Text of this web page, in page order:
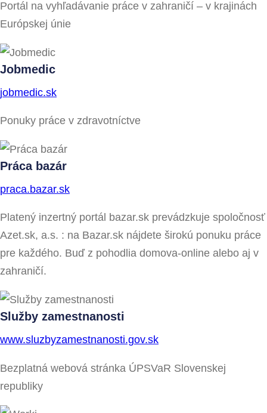
Portál na vyhľadávanie práce v zahraničí – v krajinách
Európskej únie
Jobmedic
jobmedic.sk
Ponuky práce v zdravotníctve
Práca bazár
praca.bazar.sk
Platený inzertný portál bazar.sk prevádzkuje spoločnosť
Azet.sk, a.s. : na Bazar.sk nájdete širokú ponuku práce
pre každého. Buď z pohodlia domova-online alebo aj v
zahraničí.
Služby zamestnanosti
www.sluzbyzamestnanosti.gov.sk
Bezplatná webová stránka ÚPSVaR Slovenskej
republiky